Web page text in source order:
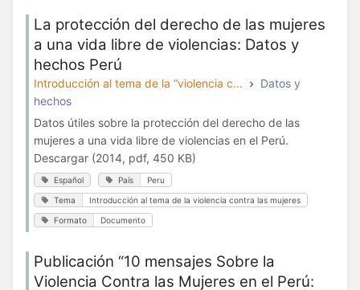
La protección del derecho de las mujeres
a una vida libre de violencias: Datos y
hechos Perú
Introducción al tema de la “violencia c...
Datos y
hechos
Datos útiles sobre la protección del derecho de las
mujeres a una vida libre de violencias en el Perú.
Descargar (2014, pdf, 450 KB)
Español País Peru
Tema Introducción al tema de la violencia contra las mujeres
Formato Documento
Publicación “10 mensajes Sobre la
Violencia Contra las Mujeres en el Perú: